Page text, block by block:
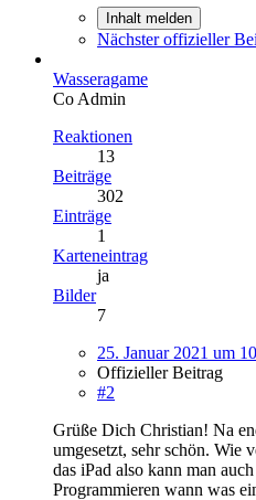
Inhalt melden
Nächster offizieller
Wasseragame
Co Admin
Reaktionen
13
Beiträge
302
Einträge
1
Karteneintrag
ja
Bilder
7
25. Januar 2021 um
Offizieller Beitrag
#2
Grüße Dich Christian! Na
umgesetzt, sehr schön. Wie
das iPad also kann man
Programmieren wann was